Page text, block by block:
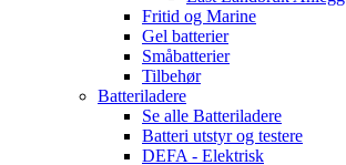
Fritid og Marine
Gel batterier
Småbatterier
Tilbehør
Batteriladere
Se alle Batteriladere
Batteri utstyr og testere
DEFA - Elektrisk